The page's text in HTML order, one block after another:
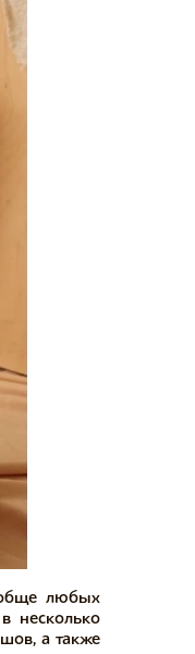
любых
несколько
а также